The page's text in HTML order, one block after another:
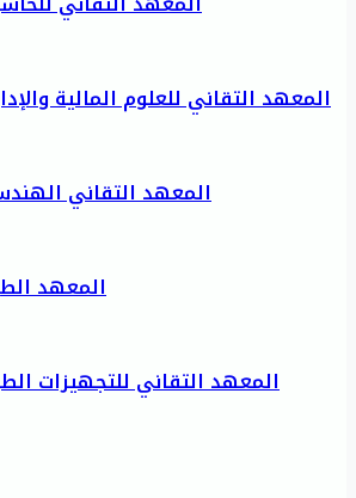
المعهد التقاني للعلوم المالية
المعهد التقاني
المعهد
المعهد التقاني للتجهيزات